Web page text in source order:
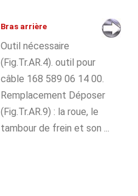
Bras arrière
Outil nécessaire
(Fig.Tr.AR.4). outil pour
câble 168 589 06 14 00.
Remplacement Déposer
(Fig.Tr.AR.9) : la roue, le
tambour de frein et son ...